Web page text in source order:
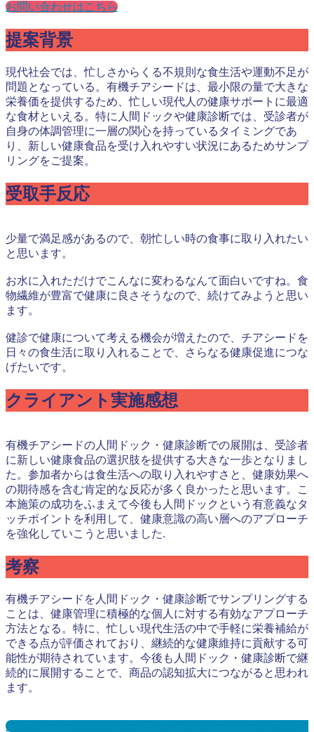
お問い合わせはこちら
提案背景
現代社会では、忙しさからくる不規則な食生活や運動不足が
問題となっている。有機チアシードは、最小限の量で大きな
栄養価を提供するため、忙しい現代人の健康サポートに最適
な食材といえる。特に人間ドックや健康診断では、受診者が
自身の体調管理に一層の関心を持っているタイミングであ
り、新しい健康食品を受け入れやすい状況にあるためサンプ
リングをご提案。
受取手反応
少量で満足感があるので、朝忙しい時の食事に取り入れたい
と思います。
お水に入れただけでこんなに変わるなんて面白いですね。食
物繊維が豊富で健康に良さそうなので、続けてみようと思い
ます。
健診で健康について考える機会が増えたので、チアシードを
日々の食生活に取り入れることで、さらなる健康促進につな
げたいです。
クライアント実施感想
有機チアシードの人間ドック・健康診断での展開は、受診者
に新しい健康食品の選択肢を提供する大きな一歩となりまし
た。参加者からは食生活への取り入れやすさと、健康効果へ
の期待感を含む肯定的な反応が多く良かったと思います。こ
本施策の成功をふまえて今後も人間ドックという有意義なタ
ッチポイントを利用して、健康意識の高い層へのアプローチ
を強化していこうと思いました.
考察
有機チアシードを人間ドック・健康診断でサンプリングする
ことは、健康管理に積極的な個人に対する有効なアプローチ
方法となる。特に、忙しい現代生活の中で手軽に栄養補給が
できる点が評価されており、継続的な健康維持に貢献する可
能性が期待されています。今後も人間ドック・健康診断で継
続的に展開することで、商品の認知拡大につながると思われ
ます。
人間ドック・健康診断サンプリングとは？メリット３選と事